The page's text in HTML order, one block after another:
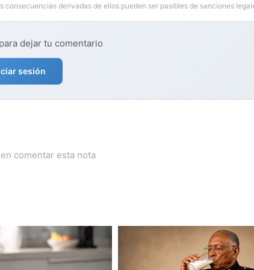
derivadas de ellos pueden ser pasibles de sanciones
dejar tu comentario
sesión
comentar esta nota